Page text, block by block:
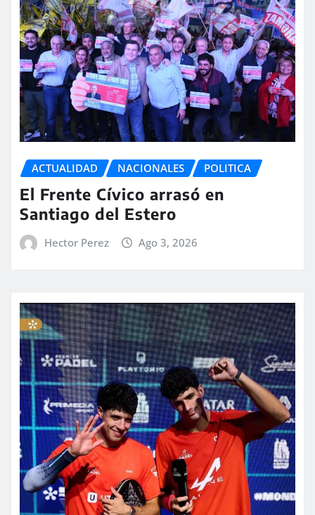
ACTUALIDAD NACIONALES POLITICA
El Frente Cívico arrasó en
Santiago del Estero
Hector Perez Ago 3, 2026